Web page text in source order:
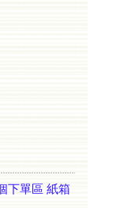
下單區 紙箱